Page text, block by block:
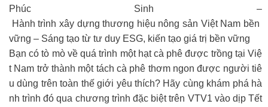
Phúc Sinh –
Hành trình xây dựng thương hiệu nông sản Việt Nam bền
vững – Sáng tạo từ tư duy ESG, kiến tạo giá trị bền vững
Bạn có tò mò về quá trình một hạt cà phê được trồng tại Việ
t Nam trở thành một tách cà phê thơm ngon được người tiê
u dùng trên toàn thế giới yêu thích? Hãy cùng khám phá hà
nh trình đó qua chương trình đặc biệt trên VTV1 vào dịp Tết